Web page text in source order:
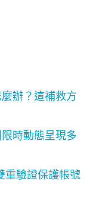
辦？這補救方
時動態呈現多
重驗證保護帳號